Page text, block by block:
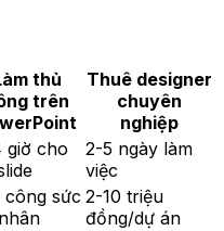
thủ
trên
Thuê designer
chuyên
nghiệp
giờ cho
2-5 ngày làm
việc
công sức 2-10 triệu
đồng/dự án